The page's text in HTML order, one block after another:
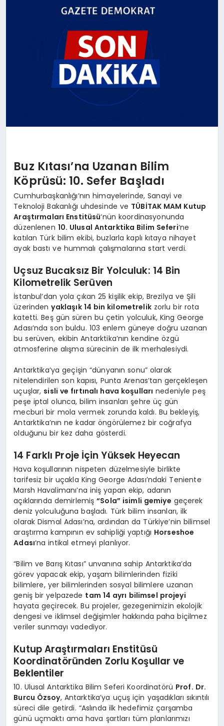
Buz Kıtası’na Uzanan Bilim
Köprüsü: 10. Sefer Başladı
Cumhurbaşkanlığı’nın himayelerinde, Sanayi ve
Teknoloji Bakanlığı uhdesinde ve TÜBİTAK MAM Kutup
Araştırmaları Enstitüsü‘nün koordinasyonunda
düzenlenen 10. Ulusal Antarktika Bilim Seferi‘ne
katılan Türk bilim ekibi, buzlarla kaplı kıtaya nihayet
ayak bastı ve hummalı çalışmalarına start verdi.
Uçsuz Bucaksız Bir Yolculuk: 14 Bin
Kilometrelik Serüven
İstanbul’dan yola çıkan 25 kişilik ekip, Brezilya ve Şili
üzerindenyaklaşık 14 bin kilometrelikzorlu bir rota
katetti. Beş gün süren bu çetin yolculuk, King George
Adası’nda son buldu. 103 enlem güneye doğru uzanan
bu serüven, ekibin Antarktika’nın kendine özgü
atmosferine alışma sürecinin de ilk merhalesiydi.
Antarktika’ya geçişin “dünyanın sonu” olarak
nitelendirilen son kapısı, Punta Arenas’tan gerçekleşen
uçuşlar, sisli ve fırtınalı hava koşulları nedeniyle peş
peşe iptal olunca, bilim insanları şehre üç gün
mecburi bir mola vermek zorunda kaldı. Bu bekleyiş,
Antarktika’nın ne kadar öngörülemez bir coğrafya
olduğunu bir kez daha gösterdi.
14 Farklı Proje İçin Yüksek Heyecan
Hava koşullarının nispeten düzelmesiyle birlikte
tarifesiz bir uçakla King George Adası’ndaki Teniente
Marsh Havalimanı’na iniş yapan ekip, adanın
açıklarında demirlemiş“Sola” isimli gemiye geçerek
deniz yolculuğuna başladı. Türk bilim insanları, ilk
olarak Dismal Adası’na, ardından da Türkiye’nin bilimsel
araştırma kampının ev sahipliği yaptığı Horseshoe
Adası‘na intikal etmeyi planlıyor.
“Bilim ve Barış Kıtası” unvanına sahip Antarktika’da
görev yapacak ekip, yaşam bilimlerinden fiziki
bilimlere, yer bilimlerinden sosyal bilimlere uzanan
geniş bir yelpazede tam 14 ayrı bilimsel projeyi
hayata geçirecek. Bu projeler, gezegenimizin ekolojik
dengesi ve iklimsel değişimler hakkında paha biçilmez
veriler sunmayı vadediyor.
Kutup Araştırmaları Enstitüsü
Koordinatöründen Zorlu Koşullar ve
Beklentiler
10. Ulusal Antarktika Bilim Seferi Koordinatörü Prof. Dr.
Burcu Özsoy, Antarktika’ya uçuş için yaşadıkları sıkıntılı
süreci dile getirdi. “Aslında ilk hedefimiz çarşamba
günü uçmaktı ama hava şartları tüm planlarımızı